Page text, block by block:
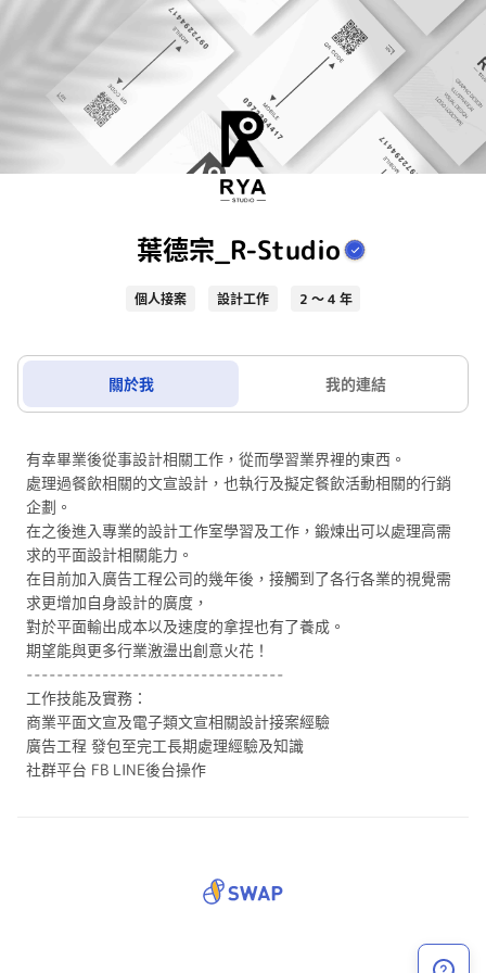
葉德宗_R-Studio
個人接案 設計工作 2 ～ 4 年
關於我 我的連結
有幸畢業後從事設計相關工作，從而學習業界裡的東西。
處理過餐飲相關的文宣設計，也執行及擬定餐飲活動相關的行銷
企劃。
在之後進入專業的設計工作室學習及工作，鍛煉出可以處理高需
求的平面設計相關能力。
在目前加入廣告工程公司的幾年後，接觸到了各行各業的視覺需
求更增加自身設計的廣度，
對於平面輸出成本以及速度的拿捏也有了養成。
期望能與更多行業激盪出創意火花！
----------------------------------
工作技能及實務：
商業平面文宣及電子類文宣相關設計接案經驗
廣告工程 發包至完工長期處理經驗及知識
社群平台 FB LINE後台操作